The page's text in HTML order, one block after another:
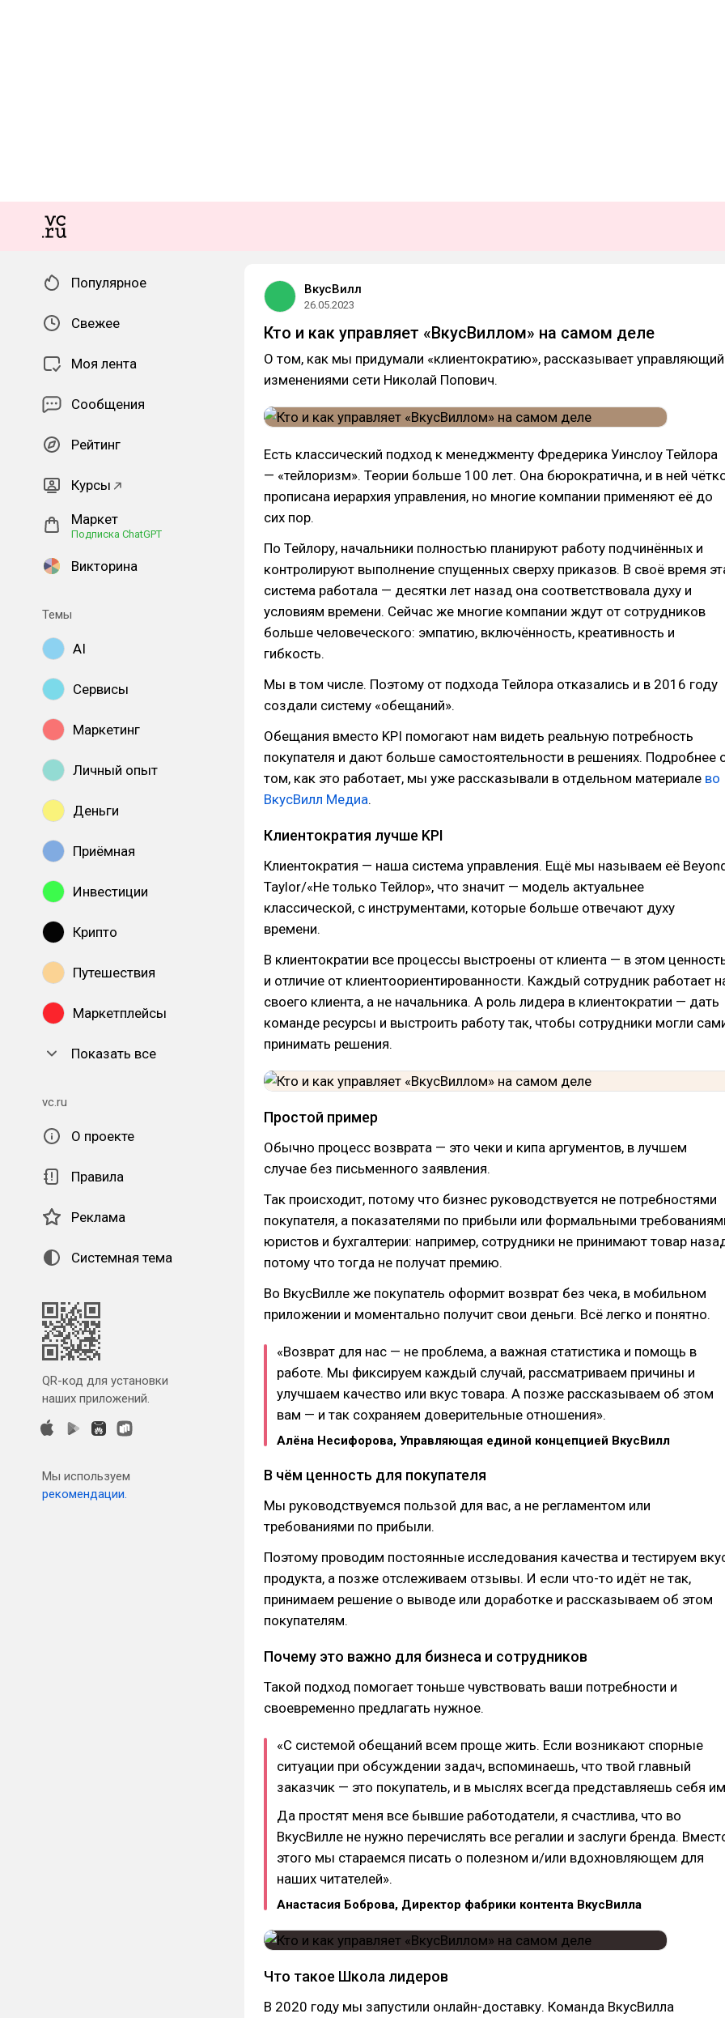
Популярное
Свежее
Моя лента
Сообщения
Рейтинг
Курсы
Маркет
Подписка ChatGPT
Викторина
Темы
AI
Сервисы
Маркетинг
Личный опыт
Деньги
Приёмная
Инвестиции
Крипто
Путешествия
Маркетплейсы
Показать все
vc.ru
О проекте
Правила
Реклама
Системная тема
QR-код для установки
наших приложений.
Мы используем
рекомендации.
ВкусВилл
26.05.2023
Кто и как управляет «ВкусВиллом» на самом деле
О том, как мы придумали «клиентократию», рассказывает управляющий
изменениями сети Николай Попович.
Есть классический подход к менеджменту Фредерика Уинслоу Тейлора
— «тейлоризм». Теории больше 100 лет. Она бюрократична, и в ней
прописана иерархия управления, но многие компании применяют её до
сих пор.
По Тейлору, начальники полностью планируют работу подчинённых и
контролируют выполнение спущенных сверху приказов. В своё время
система работала — десятки лет назад она соответствовала духу и
условиям времени. Сейчас же многие компании ждут от сотрудников
больше человеческого: эмпатию, включённость, креативность и
гибкость.
Мы в том числе. Поэтому от подхода Тейлора отказались и в 2016 году
создали систему «обещаний».
Обещания вместо KPI помогают нам видеть реальную потребность
покупателя и дают больше самостоятельности в решениях. Подробнее
том, как это работает, мы уже рассказывали в отдельном материале во
ВкусВилл Медиа.
Клиентократия лучше KPI
Клиентократия — наша система управления. Ещё мы называем её
Taylor/«Не только Тейлор», что значит — модель актуальнее
классической, с инструментами, которые больше отвечают духу
времени.
В клиентократии все процессы выстроены от клиента — в этом
и отличие от клиентоориентированности. Каждый сотрудник работает
своего клиента, а не начальника. А роль лидера в клиентократии — дать
команде ресурсы и выстроить работу так, чтобы сотрудники могли
принимать решения.
Простой пример
Обычно процесс возврата — это чеки и кипа аргументов, в лучшем
случае без письменного заявления.
Так происходит, потому что бизнес руководствуется не потребностями
покупателя, а показателями по прибыли или формальными
юристов и бухгалтерии: например, сотрудники не принимают товар
потому что тогда не получат премию.
Во ВкусВилле же покупатель оформит возврат без чека, в мобильном
приложении и моментально получит свои деньги. Всё легко и понятно.
«Возврат для нас — не проблема, а важная статистика и помощь в
работе. Мы фиксируем каждый случай, рассматриваем причины и
улучшаем качество или вкус товара. А позже рассказываем об этом
вам — и так сохраняем доверительные отношения».
Алёна Несифорова, Управляющая единой концепцией ВкусВилл
В чём ценность для покупателя
Мы руководствуемся пользой для вас, а не регламентом или
требованиями по прибыли.
Поэтому проводим постоянные исследования качества и тестируем
продукта, а позже отслеживаем отзывы. И если что-то идёт не так,
принимаем решение о выводе или доработке и рассказываем об этом
покупателям.
Почему это важно для бизнеса и сотрудников
Такой подход помогает тоньше чувствовать ваши потребности и
своевременно предлагать нужное.
«С системой обещаний всем проще жить. Если возникают спорные
ситуации при обсуждении задач, вспоминаешь, что твой главный
заказчик — это покупатель, и в мыслях всегда представляешь себя
Да простят меня все бывшие работодатели, я счастлива, что во
ВкусВилле не нужно перечислять все регалии и заслуги бренда.
этого мы стараемся писать о полезном и/или вдохновляющем для
наших читателей».
Анастасия Боброва, Директор фабрики контента ВкусВилла
Что такое Школа лидеров
В 2020 году мы запустили онлайн-доставку. Команда ВкусВилла